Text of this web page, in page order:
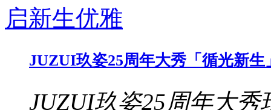
JUZUI玖姿25周年大秀「循光新
JUZUI玖姿25周年大秀